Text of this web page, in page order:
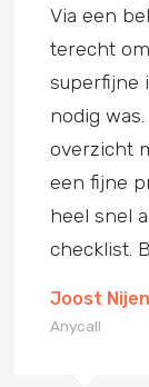
Via een
terecht
superfijne
nodig
overzicht
een fijne
heel snel
checklist.
Joost
Anycall